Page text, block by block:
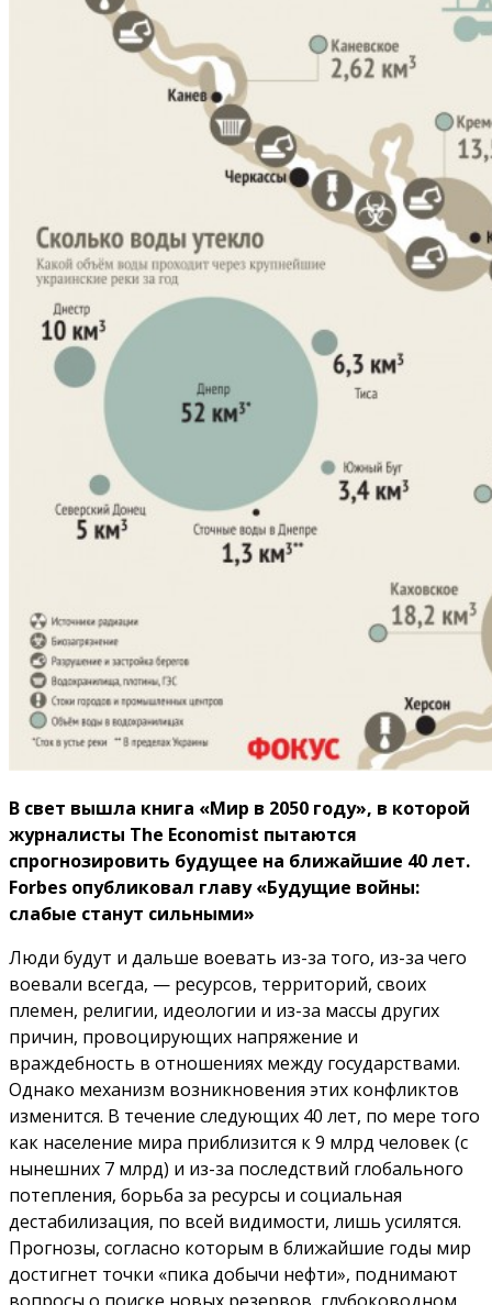
В свет вышла книга «Мир в 2050 году», в которой
журналисты The Economist пытаются
спрогнозировить будущее на ближайшие 40 лет.
Forbes опубликовал главу «Будущие войны:
слабые станут сильными»
Люди будут и дальше воевать из-за того, из-за чего
воевали всегда, — ресурсов, территорий, своих
племен, религии, идеологии и из-за массы других
причин, провоцирующих напряжение и
враждебность в отношениях между государствами.
Однако механизм возникновения этих конфликтов
изменится. В течение следующих 40 лет, по мере того
как население мира приблизится к 9 млрд человек (с
нынешних 7 млрд) и из-за последствий глобального
потепления, борьба за ресурсы и социальная
дестабилизация, по всей видимости, лишь усилятся.
Прогнозы, согласно которым в ближайшие годы мир
достигнет точки «пика добычи нефти», поднимают